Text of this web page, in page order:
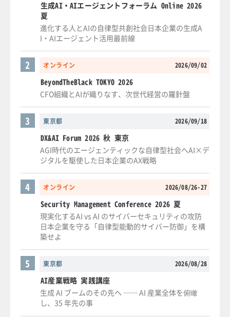
生成AI・AIエージェントフォーラム Online 2026
夏
進化する人とAIの自律型共創社会日本企業の生成A
I・AIエージェント活用最前線
オンライン 2026/09/02
2
BeyondTheBlack TOKYO 2026
CFO組織とAIが織りなす、次世代経営の羅針盤
東京都 2026/09/18
3
DX&AI Forum 2026 秋 東京
AGI時代のエージェンティックな自律型社会へAI×デ
ジタルを駆使した日本企業のAX戦略
オンライン 2026/08/26-27
4
Security Management Conference 2026 夏
現実化するAI vs AI のサイバーセキュリティの攻防
日本企業を守る「自律型能動的サイバー防御」を構
築せよ
東京都 2026/08/28
5
AI産業戦略 実践講座
生成 AI ブームのその先へ ── AI 産業全体を俯瞰
し、35 年先の事